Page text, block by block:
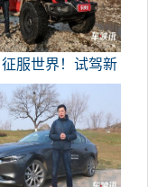
服世界！试驾新
，了解为什么它的
替代的。